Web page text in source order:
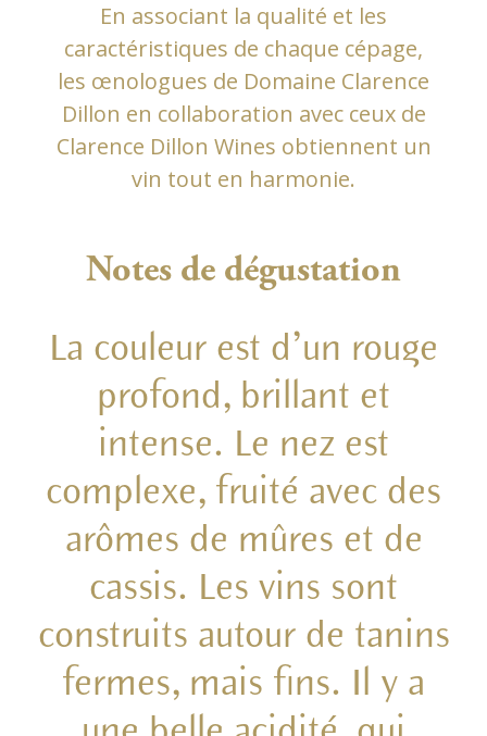
En associant la qualité et les
caractéristiques de chaque cépage,
les œnologues de Domaine Clarence
Dillon en collaboration avec ceux de
Clarence Dillon Wines obtiennent un
vin tout en harmonie.
Notes de dégustation
La couleur est d’un rouge
profond, brillant et
intense. Le nez est
complexe, fruité avec des
arômes de mûres et de
cassis. Les vins sont
construits autour de tanins
fermes, mais fins. Il y a